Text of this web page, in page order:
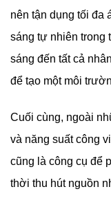
nên tận dụng tối đa
sáng tự nhiên trong
sáng đến tất cả
để tạo một môi
Cuối cùng, ngoài
và năng suất công
cũng là công cụ để
thời thu hút nguồn